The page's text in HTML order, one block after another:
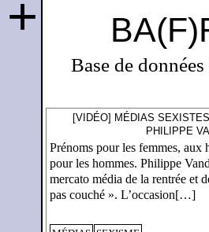
Base de
+
[VIDÉO] MÉDIAS
PHILIPPE
Prénoms pour les femmes, aux
pour les hommes. Philippe
mercato média de la rentrée et
pas couché ». L’occasion[…]